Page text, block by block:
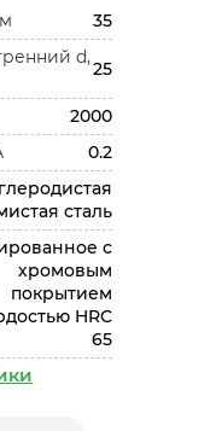
35
d,
25
2000
0.2
сталь
с
хромовым
покрытием
HRC
65